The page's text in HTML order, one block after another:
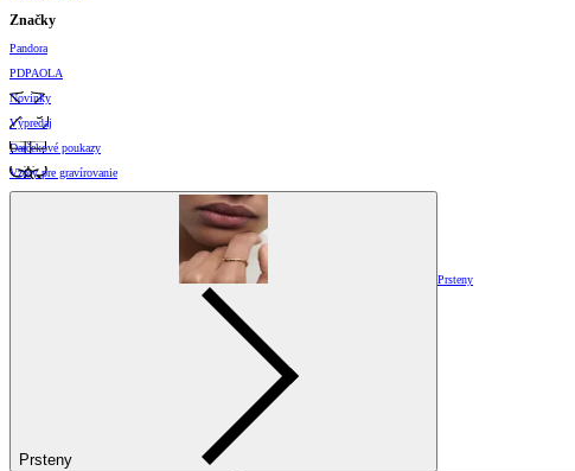
Značky
Pandora
PDPAOLA
Novinky
Výpredaj
Darčekové poukazy
Vzory pre gravírovanie
Prsteny
Prsteny